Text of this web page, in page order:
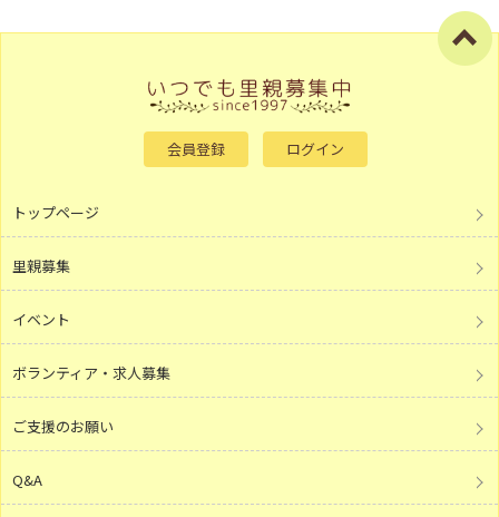
会員登録 ログイン
トップページ
里親募集
イベント
ボランティア・求人募集
ご支援のお願い
Q&A